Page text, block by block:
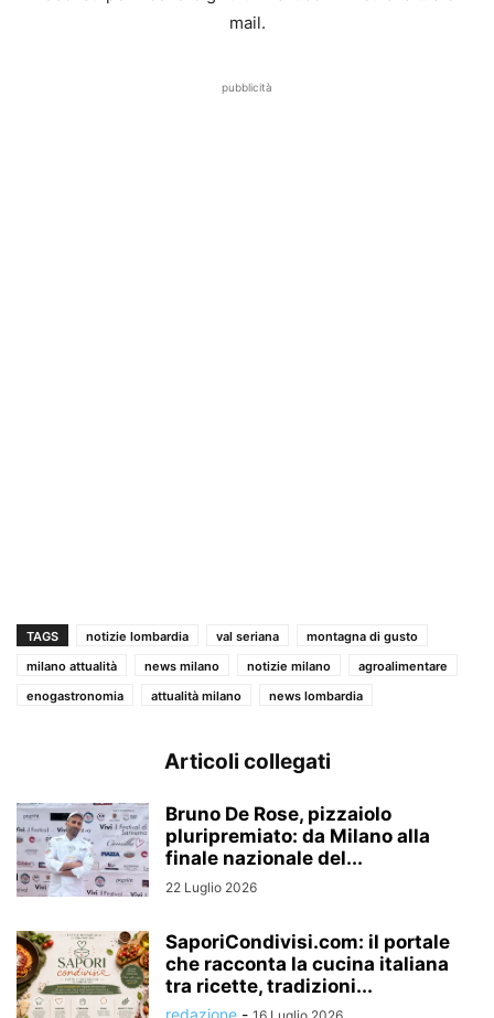
mail.
pubblicità
TAGS notizie lombardia val seriana
montagna di gusto
milano attualità
news milano notizie milano
agroalimentare
enogastronomia
attualità milano news lombardia
Articoli collegati
Bruno De Rose, pizzaiolo
pluripremiato: da Milano alla
finale nazionale del...
22 Luglio 2026
SaporiCondivisi.com: il portale
che racconta la cucina italiana
tra ricette, tradizioni...
redazione -